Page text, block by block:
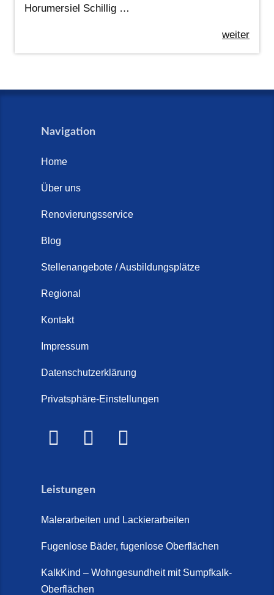
Horumersiel Schillig …
weiter
Navigation
Home
Über uns
Renovierungsservice
Blog
Stellenangebote / Ausbildungsplätze
Regional
Kontakt
Impressum
Datenschutzerklärung
Privatsphäre-Einstellungen
Leistungen
Malerarbeiten und Lackierarbeiten
Fugenlose Bäder, fugenlose Oberflächen
KalkKind – Wohngesundheit mit Sumpfkalk-
Oberflächen